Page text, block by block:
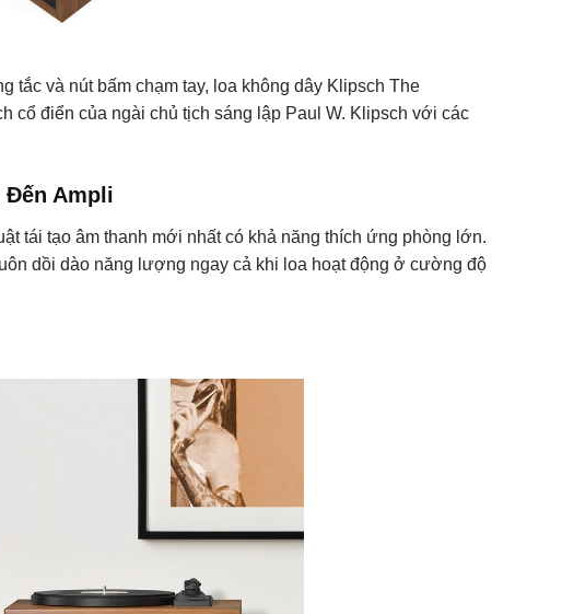
tắc và nút bấm chạm tay, loa không dây Klipsch The
cổ điển của ngài chủ tịch sáng lập Paul W. Klipsch với các
Đến Ampli
tái tạo âm thanh mới nhất có khả năng thích ứng phòng lớn.
dồi dào năng lượng ngay cả khi loa hoạt động ở cường độ